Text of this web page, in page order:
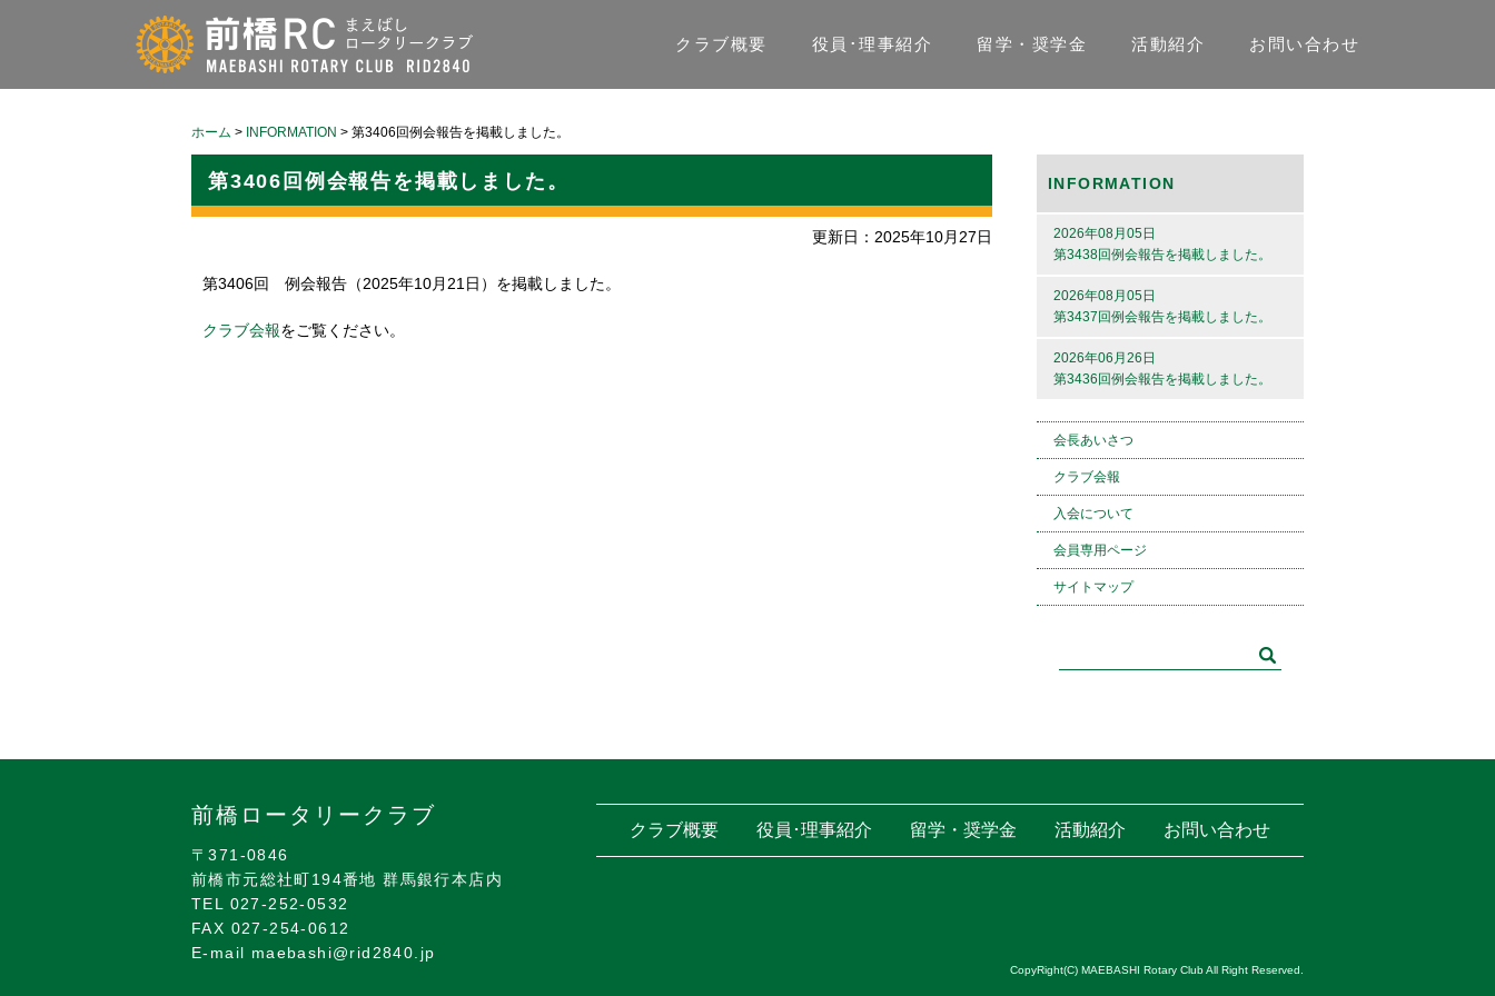
クラブ概要 役員･理事紹介 留学・奨学金 活動紹介 お問い合わせ
ホーム > INFORMATION > 第3406回例会報告を掲載しました。
第3406回例会報告を掲載しました。
更新日：2025年10月27日
第3406回 例会報告（2025年10月21日）を掲載しました。
クラブ会報をご覧ください。
INFORMATION
2026年08月05日
第3438回例会報告を掲載しました。
2026年08月05日
第3437回例会報告を掲載しました。
2026年06月26日
第3436回例会報告を掲載しました。
会長あいさつ
クラブ会報
入会について
会員専用ページ
サイトマップ
クラブ概要 役員･理事紹介 留学・奨学金 活動紹介 お問い合わせ
前橋ロータリークラブ
〒371-0846
前橋市元総社町194番地 群馬銀行本店内
TEL 027-252-0532
FAX 027-254-0612
E-mail maebashi@rid2840.jp
CopyRight(C) MAEBASHI Rotary Club All Right Reserved.